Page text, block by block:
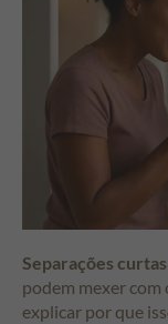
Separações
podem mexer com
explicar por que